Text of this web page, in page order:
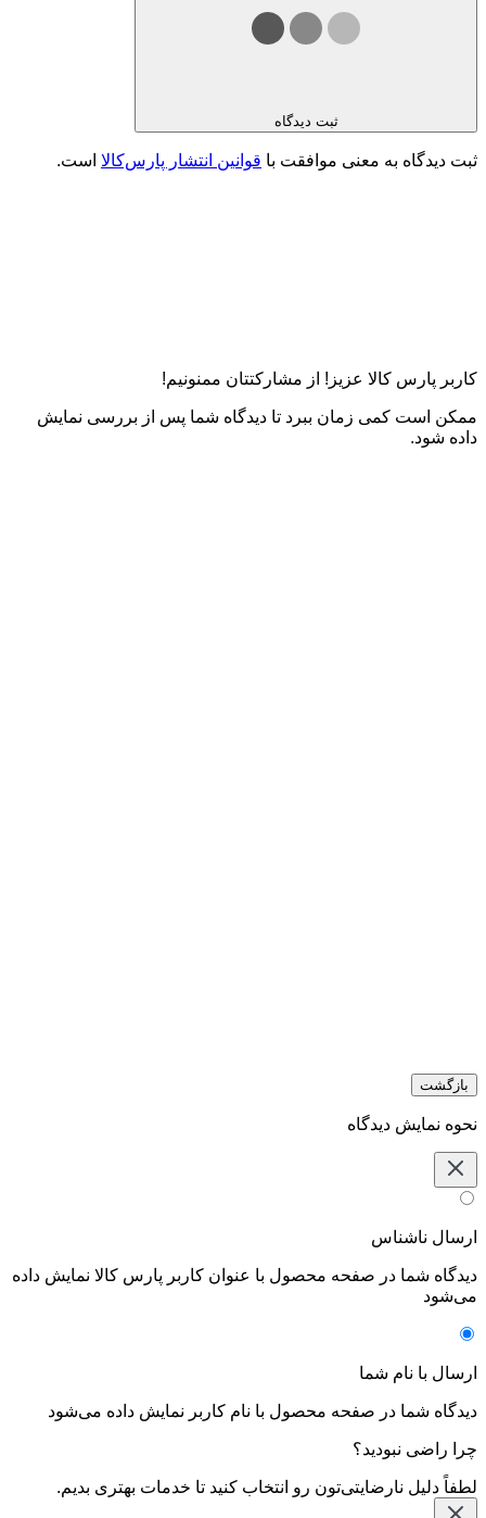
ثبت دیدگاه
ثبت دیدگاه به معنی موافقت با قوانین انتشار پارس‌کالا است.
کاربر پارس کالا عزیز! از مشارکتتان ممنونیم!
ممکن است کمی زمان ببرد تا دیدگاه شما پس از بررسی نمایش
داده شود.
بازگشت
نحوه نمایش دیدگاه‌
ارسال ناشناس
دیدگاه شما در صفحه محصول با عنوان کاربر پارس کالا نمایش داده
می‌شود
ارسال با نام شما
دیدگاه شما در صفحه محصول با نام کاربر نمایش داده می‌شود
چرا راضی نبودید؟
لطفاً دلیل نارضایتی‌تون رو انتخاب کنید تا خدمات بهتری بدیم.